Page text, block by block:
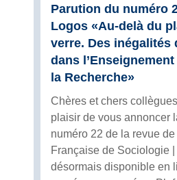
Parution du numéro
Logos «Au-delà du
verre. Des inégalités
dans
la Recherche»
Chères et chers
plaisir de vous annoncer
numéro 22 de la revue de
Française de Sociologie
désormais disponible en